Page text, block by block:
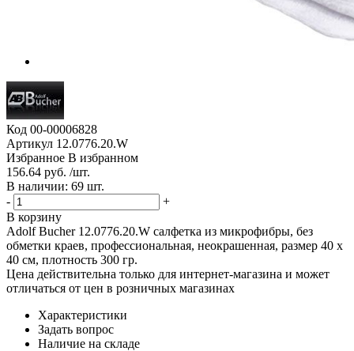
Код 00-00006828
Артикул 12.0776.20.W
Избранное В избранном
156.64 руб. /шт.
В наличии: 69 шт.
-
+
В корзину
Adolf Bucher 12.0776.20.W cалфетка из микрофибры, без
обметки краев, профессиональная, неокрашенная, размер 40 х
40 см, плотность 300 гр.
Цена действительна только для интернет-магазина и может
отличаться от цен в розничных магазинах
Характеристики
Задать вопрос
Наличие на складе